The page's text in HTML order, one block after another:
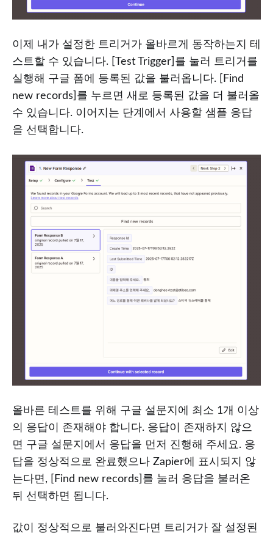
이제 내가 설정한 트리거가 올바르게 동작하는지 테
스트할 수 있습니다. [Test Trigger]를 눌러 트리거를
실행해 구글 폼에 등록된 값을 불러옵니다. [Find
new records]를 누르면 새로 등록된 값을 더 불러올
수 있습니다. 이어지는 단계에서 사용할 샘플 응답
을 선택합니다.
올바른 테스트를 위해 구글 설문지에 최소 1개 이상
의 응답이 존재해야 합니다. 응답이 존재하지 않으
면 구글 설문지에서 응답을 먼저 진행해 주세요. 응
답을 정상적으로 완료했으나 Zapier에 표시되지 않
는다면, [Find new records]를 눌러 응답을 불러온
뒤 선택하면 됩니다.
값이 정상적으로 불러와진다면 트리거가 잘 설정된